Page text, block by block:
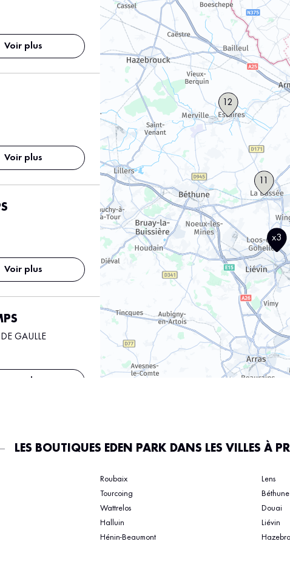
Voir plus
Voir plus
Voir plus
GAULLE
Voir plus
352 ROUTE
12
x3
LES BOUTIQUES EDEN PARK DANS LES VILLES À
Roubaix
Tourcoing
Wattrelos
Halluin
Hénin-Beaumont
Lens
Béthune
Douai
Liévin